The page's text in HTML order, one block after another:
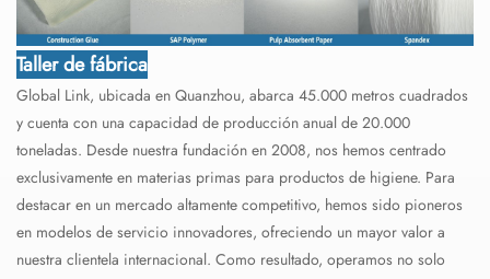
Taller de fábrica
Global Link, ubicada en Quanzhou, abarca 45.000 metros cuadrados
y cuenta con una capacidad de producción anual de 20.000
toneladas. Desde nuestra fundación en 2008, nos hemos centrado
exclusivamente en materias primas para productos de higiene. Para
destacar en un mercado altamente competitivo, hemos sido pioneros
en modelos de servicio innovadores, ofreciendo un mayor valor a
nuestra clientela internacional. Como resultado, operamos no solo